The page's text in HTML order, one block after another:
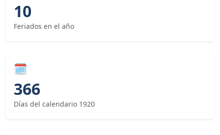
10
Feriados en el año
🗓
366
Días del calendario 1920